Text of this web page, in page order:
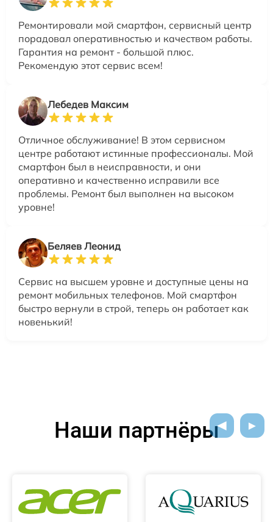
Ремонтировали мой смартфон, сервисный центр
порадовал оперативностью и качеством работы.
Гарантия на ремонт - большой плюс.
Рекомендую этот сервис всем!
Лебедев Максим
Отличное обслуживание! В этом сервисном
центре работают истинные профессионалы. Мой
смартфон был в неисправности, и они
оперативно и качественно исправили все
проблемы. Ремонт был выполнен на высоком
уровне!
Беляев Леонид
Сервис на высшем уровне и доступные цены на
ремонт мобильных телефонов. Мой смартфон
быстро вернули в строй, теперь он работает как
новенький!
Наши партнёры